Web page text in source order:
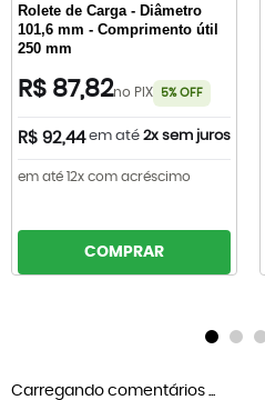
Rolete de Carga - Diâmetro
101,6 mm - Comprimento útil
250 mm
R$ 87,82no PIX 5% OFF
R$ 92,44 em até 2x sem juros
em até 12x com acréscimo
COMPRAR
Carregando comentários ...